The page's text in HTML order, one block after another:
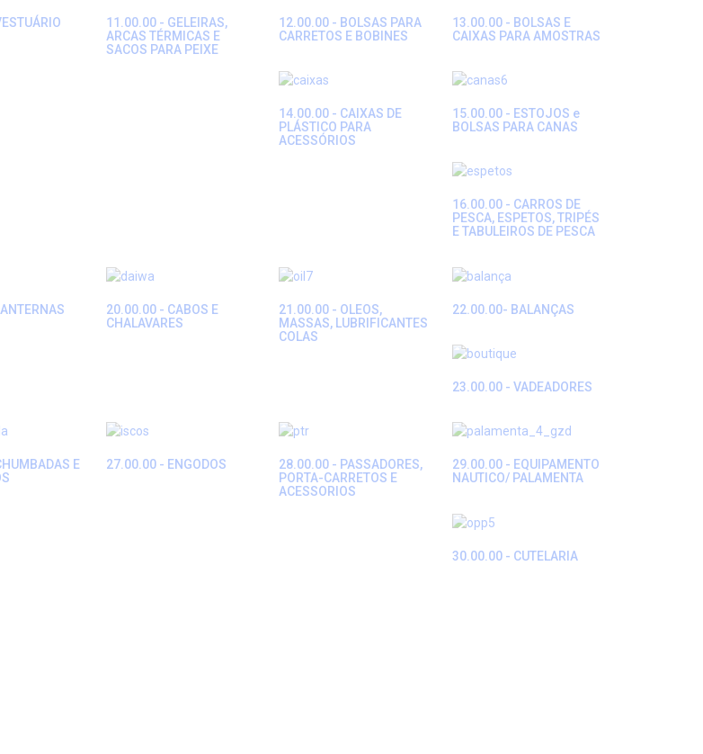
11.00.00 - GELEIRAS,
ARCAS TÉRMICAS E
SACOS PARA PEIXE
12.00.00 - BOLSAS PARA
CARRETOS E BOBINES
13.00.00 - BOLSAS E
CAIXAS PARA AMOSTRAS
14.00.00 - CAIXAS DE
PLÁSTICO PARA
ACESSÓRIOS
15.00.00 - ESTOJOS e
BOLSAS PARA CANAS
16.00.00 - CARROS DE
PESCA, ESPETOS, TRIPÉS
E TABULEIROS DE PESCA
20.00.00 - CABOS E
CHALAVARES
21.00.00 - OLEOS,
MASSAS, LUBRIFICANTES
COLAS
22.00.00- BALANÇAS
23.00.00 - VADEADORES
E
27.00.00 - ENGODOS
28.00.00 - PASSADORES,
PORTA-CARRETOS E
ACESSORIOS
29.00.00 - EQUIPAMENTO
NAUTICO/ PALAMENTA
30.00.00 - CUTELARIA